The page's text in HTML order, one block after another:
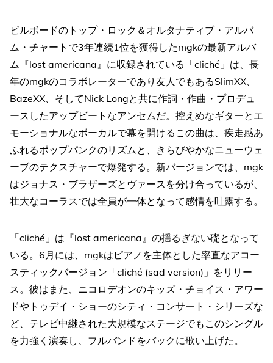
ビルボードのトップ・ロック＆オルタナティブ・アルバ
ム・チャートで3年連続1位を獲得したmgkの最新アルバ
ム『lost americana』に収録されている「cliché」は、長
年のmgkのコラボレーターであり友人でもあるSlimXX、
BazeXX、そしてNick Longと共に作詞・作曲・プロデュ
ースしたアップビートなアンセムだ。控えめなギターとエ
モーショナルなボーカルで幕を開けるこの曲は、疾走感あ
ふれるポップパンクのリズムと、きらびやかなニューウェ
ーブのテクスチャーで爆発する。新バージョンでは、mgk
はジョナス・ブラザーズとヴァースを分け合っているが、
壮大なコーラスでは全員が一体となって感情を吐露する。
「cliché」は『lost americana』の揺るぎない礎となって
いる。6月には、mgkはピアノを主体とした率直なアコー
スティックバージョン「cliché (sad version)」をリリー
ス。彼はまた、ニコロデオンのキッズ・チョイス・アワー
ドやトゥデイ・ショーのシティ・コンサート・シリーズな
ど、テレビ中継された大規模なステージでもこのシングル
を力強く演奏し、フルバンドをバックに歌い上げた。